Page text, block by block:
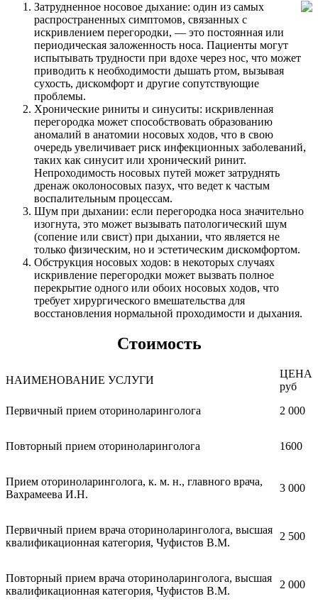
Затрудненное носовое дыхание: один из самых
распространенных симптомов, связанных с
искривлением перегородки, — это постоянная или
периодическая заложенность носа. Пациенты могут
испытывать трудности при вдохе через нос, что может
приводить к необходимости дышать ртом, вызывая
сухость, дискомфорт и другие сопутствующие
проблемы.
Хронические риниты и синуситы: искривленная
перегородка может способствовать образованию
аномалий в анатомии носовых ходов, что в свою
очередь увеличивает риск инфекционных заболеваний,
таких как синусит или хронический ринит.
Непроходимость носовых путей может затруднять
дренаж околоносовых пазух, что ведет к частым
воспалительным процессам.
Шум при дыхании: если перегородка носа значительно
изогнута, это может вызывать патологический шум
(сопение или свист) при дыхании, что является не
только физическим, но и эстетическим дискомфортом.
Обструкция носовых ходов: в некоторых случаях
искривление перегородки может вызвать полное
перекрытие одного или обоих носовых ходов, что
требует хирургического вмешательства для
восстановления нормальной проходимости и дыхания.
Стоимость
НАИМЕНОВАНИЕ УСЛУГИ
ЦЕНА
руб
Первичный прием оториноларинголога
2 000
Повторный прием оториноларинголога 1600
Прием оториноларинголога, к. м. н., главного врача,
Вахрамеева И.Н.
3 000
Первичный прием врача оториноларинголога, высшая
квалификационная категория, Чуфистов В.М.
2 500
Повторный прием врача оториноларинголога, высшая
квалификационная категория, Чуфистов В.М.
2 000